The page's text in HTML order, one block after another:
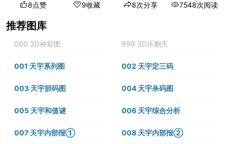
8点赞 9收藏 8次分享 7548次阅读
推荐图库
000 3D神彩图 999 3D乐翻天
001 天宇系列图 002 天宇定三码
003 天宇胆码图 004 天宇杀码图
005 天宇和值谜 006 天宇综合分析
007 天宇内部报① 008 天宇内部报②